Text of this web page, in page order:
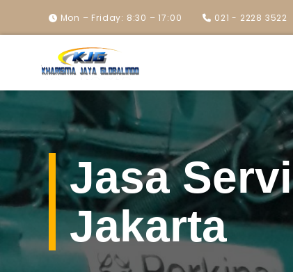
Mon – Friday: 8:30 – 17:00 021 - 2228 3522
Jasa
Jakarta